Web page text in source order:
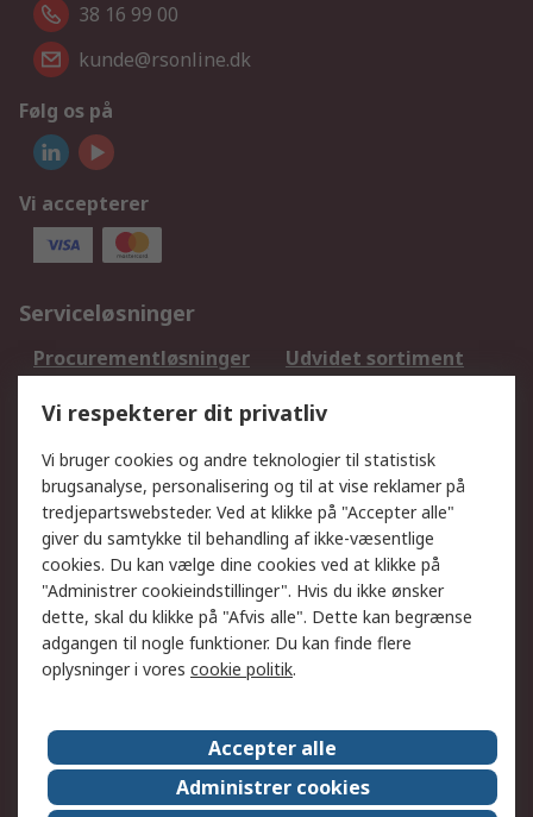
38 16 99 00
kunde@rsonline.dk
Følg os på
Vi accepterer
Serviceløsninger
Procurementløsninger
Udvidet sortiment
DesignSpark
Teknisk Support
Dit lokale salgsteam
Eksportløsninger
Support
Få hjælp
Returnering
Levering
Spor min ordre
Fakturakopi
Betalingsmuligheder
Fordele med Mit RS
Okdo
Om RS
Salgsbetingelser
Det juridiske
Pressecenter
Vi respekterer dit privatliv
Vi bruger cookies og andre teknologier til statistisk
brugsanalyse, personalisering og til at vise reklamer på
tredjepartswebsteder. Ved at klikke på "Accepter alle"
giver du samtykke til behandling af ikke-væsentlige
cookies. Du kan vælge dine cookies ved at klikke på
"Administrer cookieindstillinger". Hvis du ikke ønsker
dette, skal du klikke på "Afvis alle". Dette kan begrænse
adgangen til nogle funktioner. Du kan finde flere
oplysninger i vores cookie politik.
Accepter alle
Administrer cookies